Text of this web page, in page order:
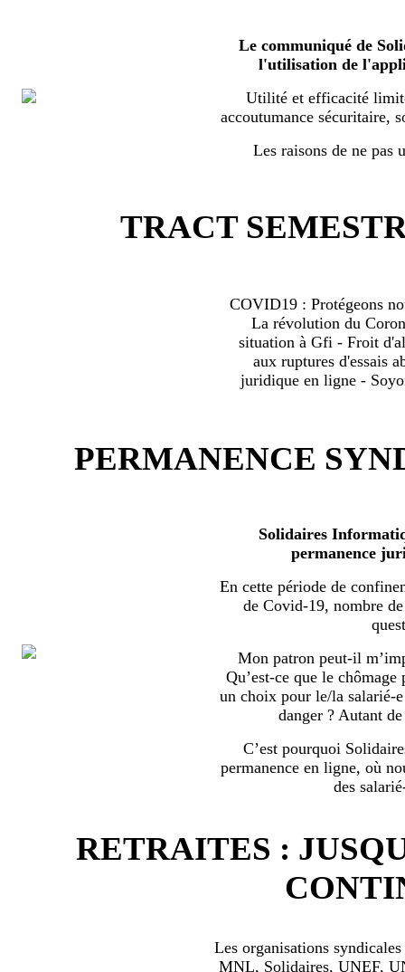
Le communiqué de
l'utilisation de
Utilité et efficacité
accoutumance sécuritaire,
Les raisons de ne pas
TRACT
COVID19 : Protégeons
La révolution du
situation à Gfi - Froit
aux ruptures d'essais
juridique en ligne -
PERMANENCE
Solidaires
permanence
En cette période de
de Covid-19, nombre
Mon patron peut-il
Qu’est-ce que le
un choix pour le/la salarié-
danger ? Autant
C’est pourquoi
permanence en ligne, où
des
RETRAITES :
Les organisations
MNL, Solidaires, UNEF,